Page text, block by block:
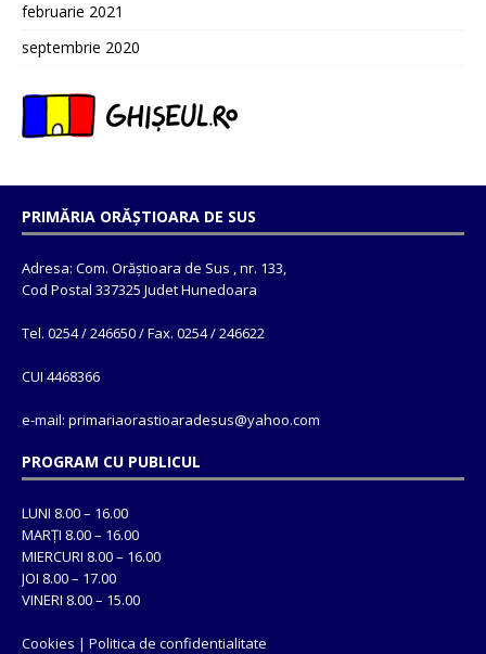
februarie 2021
septembrie 2020
PRIMĂRIA ORĂȘTIOARA DE SUS
Adresa: Com. Orăștioara de Sus , nr. 133,
Cod Postal 337325 Judet Hunedoara
Tel. 0254 / 246650 / Fax. 0254 / 246622
CUI 4468366
e-mail: primariaorastioaradesus@yahoo.com
PROGRAM CU PUBLICUL
LUNI 8.00 – 16.00
MARȚI 8.00 – 16.00
MIERCURI 8.00 – 16.00
JOI 8.00 – 17.00
VINERI 8.00 – 15.00
Cookies | Politica de confidentialitate